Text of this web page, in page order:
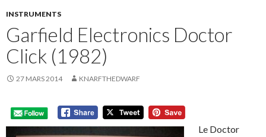
INSTRUMENTS
Garfield Electronics Doctor
Click (1982)
27 MARS 2014 KNARFTHEDWARF
Le Doctor